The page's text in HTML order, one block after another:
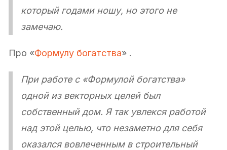
который годами ношу, но этого не
замечаю.
Про «Формулу богатства» .
При работе с «Формулой богатства»
одной из векторных целей был
собственный дом. Я так увлекся работой
над этой целью, что незаметно для себя
оказался вовлеченным в строительный